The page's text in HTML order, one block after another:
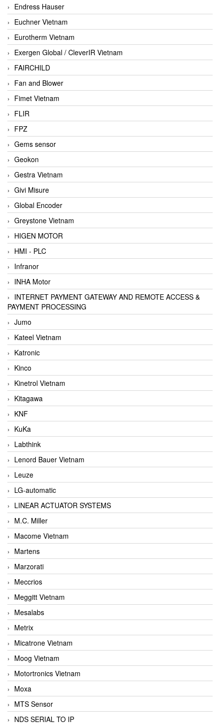
Endress Hauser
Euchner Vietnam
Eurotherm Vietnam
Exergen Global / CleverIR Vietnam
FAIRCHILD
Fan and Blower
Fimet Vietnam
FLIR
FPZ
Gems sensor
Geokon
Gestra Vietnam
Givi Misure
Global Encoder
Greystone Vietnam
HIGEN MOTOR
HMI - PLC
Infranor
INHA Motor
INTERNET PAYMENT GATEWAY AND REMOTE ACCESS &
PAYMENT PROCESSING
Jumo
Kateel Vietnam
Katronic
Kinco
Kinetrol Vietnam
Kitagawa
KNF
KuKa
Labthink
Lenord Bauer Vietnam
Leuze
LG-automatic
LINEAR ACTUATOR SYSTEMS
M.C. Miller
Macome Vietnam
Martens
Marzorati
Meccrios
Meggitt Vietnam
Mesalabs
Metrix
Micatrone Vietnam
Moog Vietnam
Motortronics Vietnam
Moxa
MTS Sensor
NDS SERIAL TO IP